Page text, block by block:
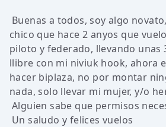
Buenas a todos, soy algo
chico que hace 2 anyos que
piloto y federado, llevando unas
llibre con mi niviuk hook, ahora
hacer biplaza, no por montar
nada, solo llevar mi mujer, y/o
Alguien sabe que permisos
Un saludo y felices vuelos